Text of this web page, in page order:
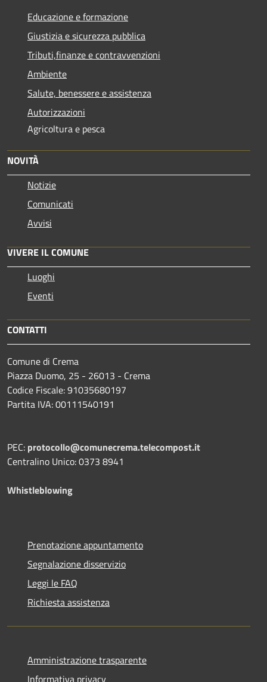
Educazione e formazione
Giustizia e sicurezza pubblica
Tributi,finanze e contravvenzioni
Ambiente
Salute, benessere e assistenza
Autorizzazioni
Agricoltura e pesca
NOVITÀ
Notizie
Comunicati
Avvisi
VIVERE IL COMUNE
Luoghi
Eventi
CONTATTI
Comune di Crema
Piazza Duomo, 25 - 26013 - Crema
Codice Fiscale: 91035680197
Partita IVA: 00111540191
PEC: protocollo@comunecrema.telecompost.it
Centralino Unico: 0373 8941
Whistleblowing
Prenotazione appuntamento
Segnalazione disservizio
Leggi le FAQ
Richiesta assistenza
Amministrazione trasparente
Informativa privacy